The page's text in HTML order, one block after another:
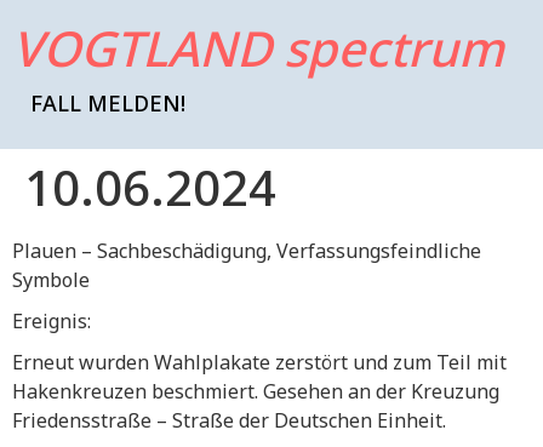
VOGTLAND spectrum
FALL MELDEN!
10.06.2024
Plauen – Sachbeschädigung, Verfassungsfeindliche
Symbole
Ereignis:
Erneut wurden Wahlplakate zerstört und zum Teil mit
Hakenkreuzen beschmiert. Gesehen an der Kreuzung
Friedensstraße – Straße der Deutschen Einheit.